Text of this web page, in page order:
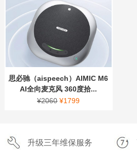
思必驰（aispeech）AIMIC M6
AI全向麦克风 360度拾...
¥2060 ¥1799
升级三年维保服务